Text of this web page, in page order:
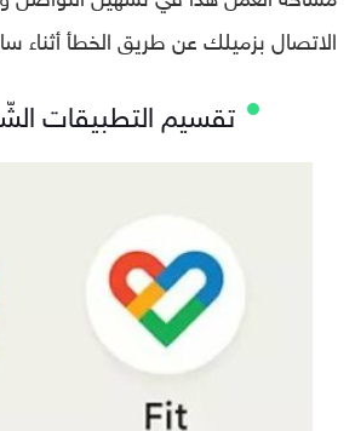
الاتصال بزميلك عن طريق الخطأ أثناء
تقسيم التطبيقات